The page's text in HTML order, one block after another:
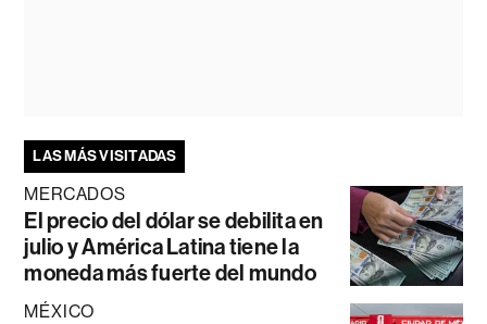
LAS MÁS VISITADAS
MERCADOS
El precio del dólar se debilita en
julio y América Latina tiene la
moneda más fuerte del mundo
MÉXICO